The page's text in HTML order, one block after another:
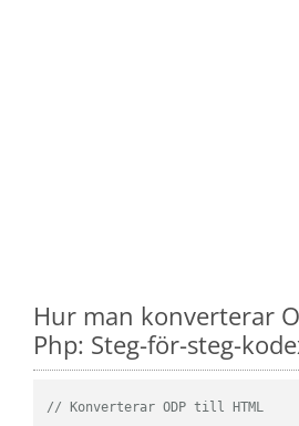
Hur man konverterar
Php: Steg-för-steg-
// Konverterar ODP till HTML